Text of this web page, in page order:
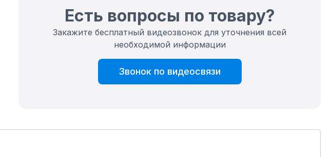
Есть вопросы по товару?
Закажите бесплатный видеозвонок для уточнения всей
необходимой информации
Звонок по видеосвязи